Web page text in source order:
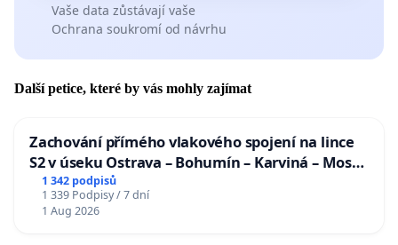
Vaše data zůstávají vaše
Ochrana soukromí od návrhu
Další petice, které by vás mohly zajímat
Zachování přímého vlakového spojení na lince
S2 v úseku Ostrava – Bohumín – Karviná – Mosty
u Jablunkova
1 342 podpisů
1 339 Podpisy / 7 dní
1 Aug 2026